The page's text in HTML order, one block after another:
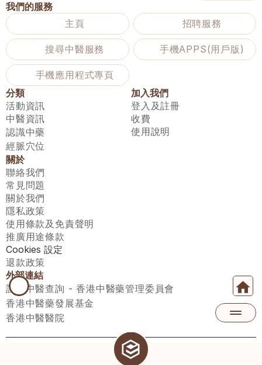
我們的服務
主頁
招聘服務
搜尋中醫服務 手機APPS(用戶版)
手機應用程式專頁
分類
活動資訊
中醫資訊
認識中藥
經脈穴位
加入我們
登入及註冊
收費
使用說明
關於
聯絡我們
常見問題
關於我們
隱私政策
使用條款及免責聲明
推廣用途條款
Cookies 設定
退款政策
外部連結
註冊中醫查詢 - 香港中醫藥管理委員會
香港中醫藥發展基金
香港中醫醫院
醫師匯有限公司 ECWAY LIMITED Copyright 2026© All rights